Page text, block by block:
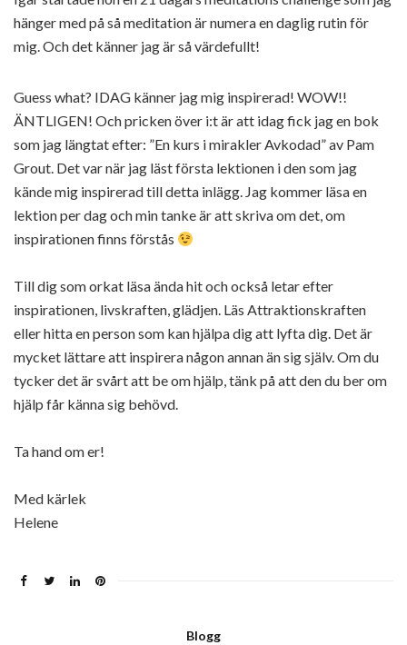
hänger med på så meditation är numera en daglig rutin för
mig. Och det känner jag är så värdefullt!
Guess what? IDAG känner jag mig inspirerad! WOW!!
ÄNTLIGEN! Och pricken över i:t är att idag fick jag en bok
som jag längtat efter: ”En kurs i mirakler Avkodad” av Pam
Grout. Det var när jag läst första lektionen i den som jag
kände mig inspirerad till detta inlägg. Jag kommer läsa en
lektion per dag och min tanke är att skriva om det, om
inspirationen finns förstås
Till dig som orkat läsa ända hit och också letar efter
inspirationen, livskraften, glädjen. Läs Attraktionskraften
eller hitta en person som kan hjälpa dig att lyfta dig. Det är
mycket lättare att inspirera någon annan än sig själv. Om du
tycker det är svårt att be om hjälp, tänk på att den du ber om
hjälp får känna sig behövd.
Ta hand om er!
Med kärlek
Helene
Blogg